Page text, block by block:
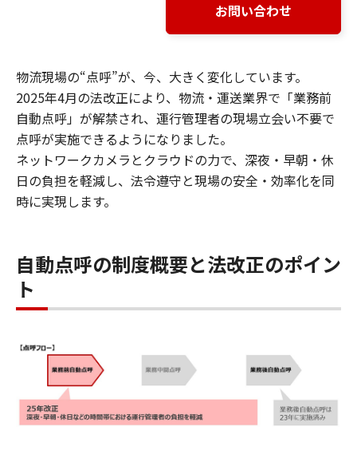
お問い合わせ
物流現場の“点呼”が、今、大きく変化しています。
2025年4月の法改正により、物流・運送業界で「業務前
自動点呼」が解禁され、運行管理者の現場立会い不要で
点呼が実施できるようになりました。
ネットワークカメラとクラウドの力で、深夜・早朝・休
日の負担を軽減し、法令遵守と現場の安全・効率化を同
時に実現します。
自動点呼の制度概要と法改正のポイン
ト